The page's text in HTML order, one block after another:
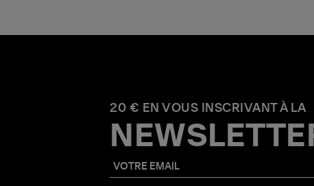
20 € EN VOUS INSCRIVANT À LA